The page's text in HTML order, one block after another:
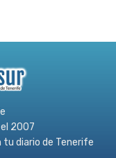
2007
tu diario de Tenerife